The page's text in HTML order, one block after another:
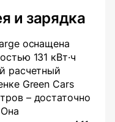
и зарядка
оснащена
131 кВт·ч
расчетный
Green Cars
– достаточно